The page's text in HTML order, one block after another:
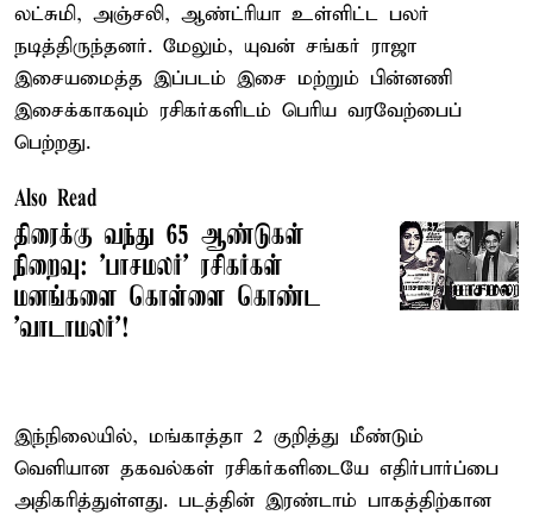
லட்சுமி, அஞ்சலி, ஆண்ட்ரியா உள்ளிட்ட பலர்
நடித்திருந்தனர். மேலும், யுவன் சங்கர் ராஜா
இசையமைத்த இப்படம் இசை மற்றும் பின்னணி
இசைக்காகவும் ரசிகர்களிடம் பெரிய வரவேற்பைப்
பெற்றது.
Also Read
திரைக்கு வந்து 65 ஆண்டுகள்
நிறைவு: 'பாசமலர்' ரசிகர்கள்
மனங்களை கொள்ளை கொண்ட
'வாடாமலர்'!
இந்நிலையில், மங்காத்தா 2 குறித்து மீண்டும்
வெளியான தகவல்கள் ரசிகர்களிடையே எதிர்பார்ப்பை
அதிகரித்துள்ளது. படத்தின் இரண்டாம் பாகத்திற்கான